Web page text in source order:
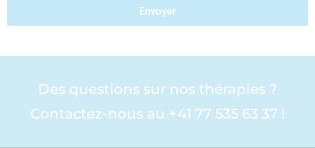
Envoyer
Des questions sur nos thérapies ?
Contactez-nous au +41 77 535 63 37 !